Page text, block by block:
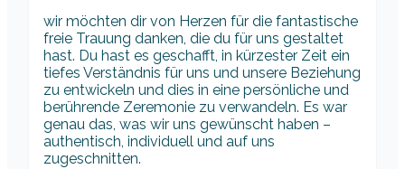
wir möchten dir von Herzen für die fantastische
freie Trauung danken, die du für uns gestaltet
hast. Du hast es geschafft, in kürzester Zeit ein
tiefes Verständnis für uns und unsere Beziehung
zu entwickeln und dies in eine persönliche und
berührende Zeremonie zu verwandeln. Es war
genau das, was wir uns gewünscht haben –
authentisch, individuell und auf uns
zugeschnitten.